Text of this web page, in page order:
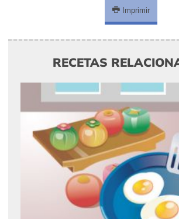
Imprimir
RECETAS